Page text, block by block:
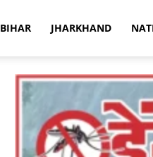
BIHAR JHARKHAND